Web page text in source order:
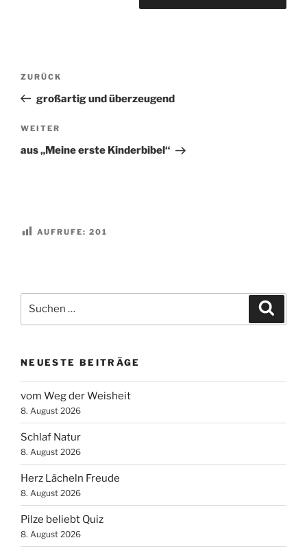
Beitragsnavigation
Vorheriger
Beitrag
ZURÜCK
großartig und überzeugend
Nächster
Beitrag
WEITER
aus „Meine erste Kinderbibel“
AUFRUFE: 201
nach:
NEUESTE BEITRÄGE
vom Weg der Weisheit
8. August 2026
Schlaf Natur
8. August 2026
Herz Lächeln Freude
8. August 2026
Pilze beliebt Quiz
8. August 2026